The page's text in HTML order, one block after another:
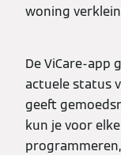
woning
De ViCare-app
actuele status
geeft
kun je voor